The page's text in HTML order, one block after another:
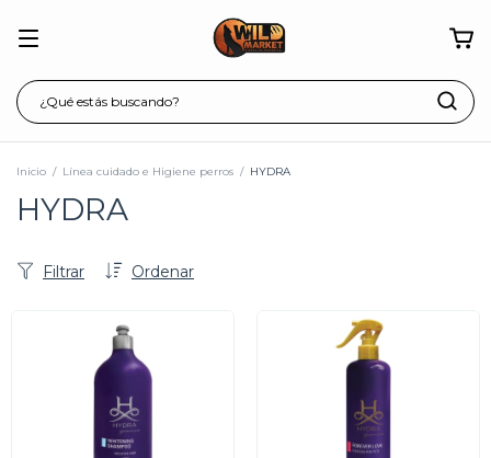
Inicio / Línea cuidado e Higiene perros / HYDRA
HYDRA
Ordenar
Filtrar